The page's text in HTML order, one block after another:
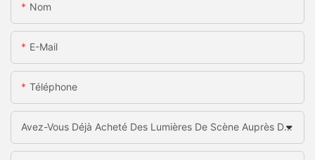
Nom
E-Mail
Téléphone
Avez-Vous Déjà Acheté Des Lumières De Scène Auprès De La Chine?